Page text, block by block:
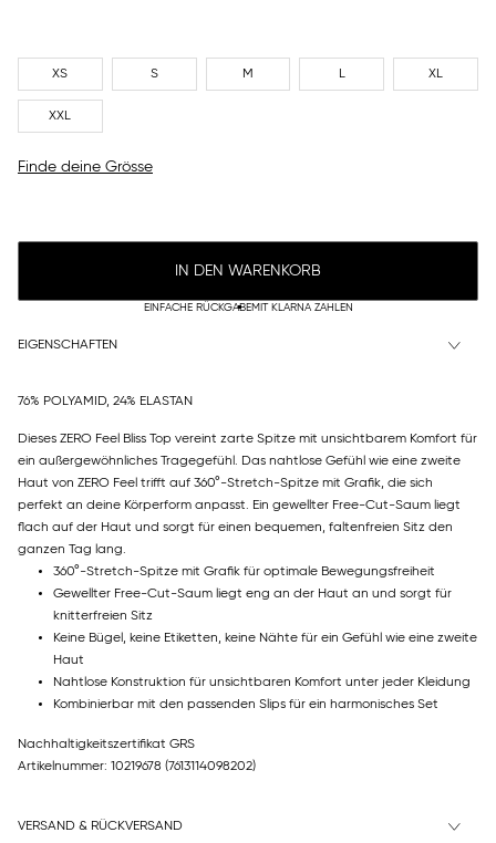
XS S M L XL
XXL
Finde deine Grösse
IN DEN WARENKORB
EINFACHE RÜCKGABEMIT KLARNA ZAHLEN
EIGENSCHAFTEN
76% POLYAMID, 24% ELASTAN
Dieses ZERO Feel Bliss Top vereint zarte Spitze mit unsichtbarem Komfort für
ein außergewöhnliches Tragegefühl. Das nahtlose Gefühl wie eine zweite
Haut von ZERO Feel trifft auf 360°-Stretch-Spitze mit Grafik, die sich
perfekt an deine Körperform anpasst. Ein gewellter Free-Cut-Saum liegt
flach auf der Haut und sorgt für einen bequemen, faltenfreien Sitz den
ganzen Tag lang.
360°-Stretch-Spitze mit Grafik für optimale Bewegungsfreiheit
Gewellter Free-Cut-Saum liegt eng an der Haut an und sorgt für
knitterfreien Sitz
Keine Bügel, keine Etiketten, keine Nähte für ein Gefühl wie eine zweite
Haut
Nahtlose Konstruktion für unsichtbaren Komfort unter jeder Kleidung
Kombinierbar mit den passenden Slips für ein harmonisches Set
Nachhaltigkeitszertifikat GRS
Artikelnummer: 10219678 (7613114098202)
VERSAND & RÜCKVERSAND